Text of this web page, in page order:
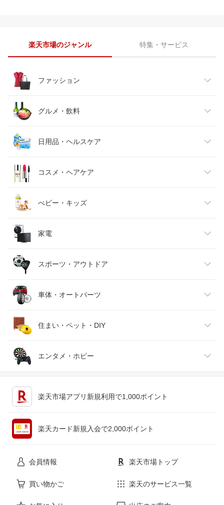
楽天市場のジャンル 特集・サービス
ファッション
レディースファッション
メンズファッション
キッズファッション
ベビーファッション
インナー・下着・ナイトウェア
バッグ・小物・ブランド雑貨
靴
腕時計
ジュエリー・アクセサリー
グルメ・飲料
食品
スイーツ・お菓子
水・ソフトドリンク
ビール・洋酒
ワイン
日本酒・焼酎
日用品・ヘルスケア
日用品雑貨・文房具・手芸
ダイエット・健康
医薬品・コンタクト・介護
コスメ・ヘアケア
美容・コスメ・香水
べビー・キッズ
キッズ・ベビー・マタニティ
おもちゃ
家電
家電
TV・オーディオ・カメラ
スマートフォン・タブレット
パソコン・周辺機器
スポーツ・アウトドア
スポーツ・アウトドア
ゴルフ
車体・オートパーツ
車用品・バイク用品
車・バイク
住まい・ペット・DIY
インテリア・寝具・収納
エンタメ・ホビー
楽天市場アプリ新規利用で1,000ポイント
楽天カード新規入会で2,000ポイント
会員情報 楽天市場トップ
買い物かご 楽天のサービス一覧